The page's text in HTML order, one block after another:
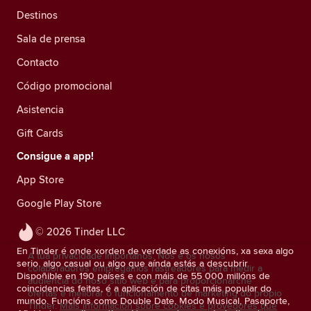
© 2026 Tinder LLC
En Tinder é onde xorden de verdade as conexións, xa sexa algo
serio, algo casual ou algo que aínda estás a descubrir.
Dispoñible en 190 países e con máis de 55 000 millóns de
coincidencias feitas, é a aplicación de citas máis popular do
mundo. Funcións como Double Date, Modo Musical, Pasaporte,
Destinos
Sala de prensa
Contacto
Código promocional
Asistencia
Gift Cards
Consigue a app!
App Store
Google Play Store
A túa privacidade impórtanos. Nós e os nosos
colaboradores empregamos rastreadores para medir a
audiencia do noso sitio web e para proporcionarche
ofertas e mellorar o funcionamento de marketing do propio
Tinder. Máis información sobre cookies e provedores que